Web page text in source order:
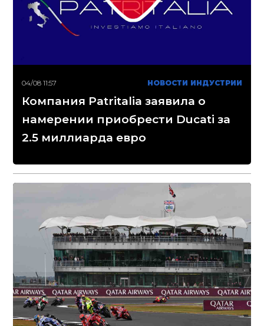
04/08 11:57 НОВОСТИ ИНДУСТРИИ
Компания Patritalia заявила о
намерении приобрести Ducati за
2.5 миллиарда евро